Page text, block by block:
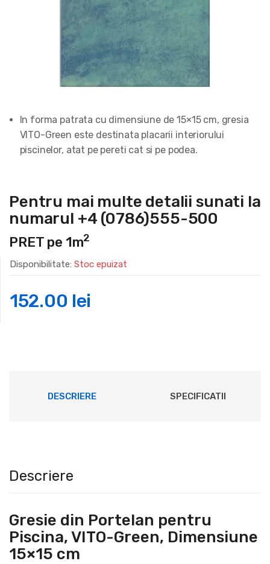
In forma patrata cu dimensiune de 15×15 cm, gresia
VITO-Green este destinata placarii interiorului
piscinelor, atat pe pereti cat si pe podea.
Pentru mai multe detalii sunati la
numarul +4 (0786)555-500
PRET pe 1m2
Disponibilitate: Stoc epuizat
152.00 lei
DESCRIERE SPECIFICATII
Descriere
Gresie din Portelan pentru
Piscina, VITO-Green, Dimensiune
15×15 cm